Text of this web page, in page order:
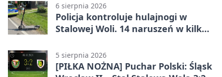
6 sierpnia 2026
Policja kontroluje hulajnogi w
Stalowej Woli. 14 naruszeń w kilka
5 sierpnia 2026
[PIŁKA NOŻNA] Puchar Polski: Śląsk